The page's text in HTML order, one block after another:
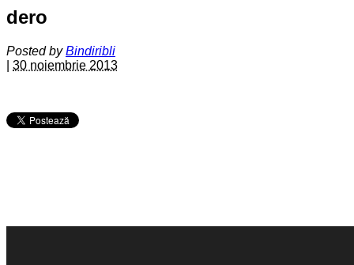
dero
Posted byBindiribli
30 noiembrie 2013